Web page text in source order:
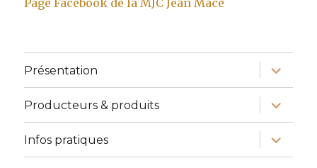
Page Facebook de la MJC Jean Macé
Présentation
ouvrir
le
sous-
menu
Producteurs & produits
ouvrir
le
sous-
menu
Infos pratiques
ouvrir
le
sous-